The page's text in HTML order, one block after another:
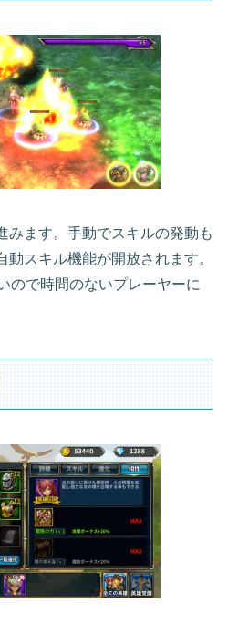
みます。手動でスキルの発動も
スキル機能が開放されます。
ので時間のないプレーヤーに